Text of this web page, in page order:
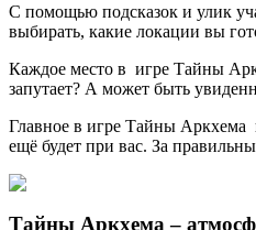
С помощью подсказок и улик
выбирать, какие локации вы
Каждое место в игре Тайны
запутает? А может быть
Главное в игре Тайны Аркхема
ещё будет при вас. За
Тайны Аркхема –